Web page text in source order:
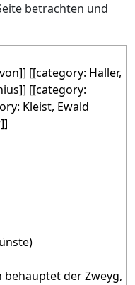
betrachten und